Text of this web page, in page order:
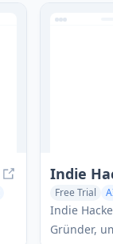
Indie
Free Trial
AI
Indie
Gründer,